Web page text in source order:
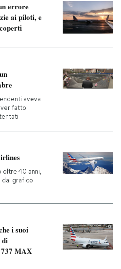
errore
ai piloti, e
aveva
fatto
oltre 40 anni,
dal grafico
i suoi
di
MAX